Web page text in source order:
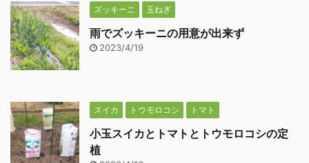
ズッキーニ 玉ねぎ
雨でズッキーニの用意が出来ず
2023/4/19
スイカ トウモロコシ トマト
小玉スイカとトマトとトウモロコシの定
植